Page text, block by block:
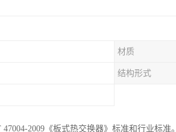
材质
结构形式
2009《板式热交换器》标准和行业标准。